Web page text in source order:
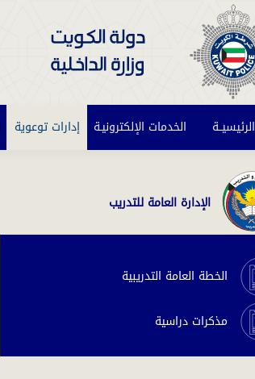
الرئيسيــة الخدمات الإلكترونيـة إدارات توعوية
الإدارة العامة للتدريب
الخطة العامة التدريبية
مذكرات دراسية